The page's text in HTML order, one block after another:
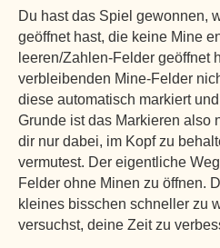
Du hast das Spiel gewonnen,
geöffnet hast, die keine Mine
leeren/Zahlen-Felder geöffnet
verbleibenden Mine-Felder
diese automatisch markiert
Grunde ist das Markieren also
dir nur dabei, im Kopf zu
vermutest. Der eigentliche
Felder ohne Minen zu öffnen.
kleines bisschen schneller zu
versuchst, deine Zeit zu